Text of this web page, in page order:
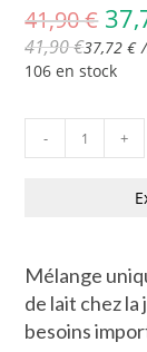
41,90€
41,90€37,72€ /
106 en stock
- +
Mélange
de lait chez la
besoins